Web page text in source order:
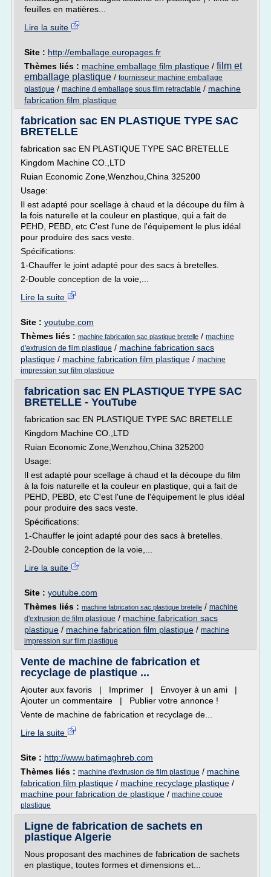
feuilles en matières...
Lire la suite
Site : http://emballage.europages.fr
Thèmes liés : machine emballage film plastique / film et
emballage plastique / fournisseur machine emballage
plastique / machine d emballage sous film retractable / machine
fabrication film plastique
fabrication sac EN PLASTIQUE TYPE SAC
BRETELLE
fabrication sac EN PLASTIQUE TYPE SAC BRETELLE
Kingdom Machine CO.,LTD
Ruian Economic Zone,Wenzhou,China 325200
Usage:
Il est adapté pour scellage à chaud et la découpe du film à
la fois naturelle et la couleur en plastique, qui a fait de
PEHD, PEBD, etc C'est l'une de l'équipement le plus idéal
pour produire des sacs veste.
Spécifications:
1-Chauffer le joint adapté pour des sacs à bretelles.
2-Double conception de la voie,...
Lire la suite
Site : youtube.com
Thèmes liés : machine fabrication sac plastique bretelle / machine
d'extrusion de film plastique / machine fabrication sacs
plastique / machine fabrication film plastique / machine
impression sur film plastique
fabrication sac EN PLASTIQUE TYPE SAC
BRETELLE - YouTube
fabrication sac EN PLASTIQUE TYPE SAC BRETELLE
Kingdom Machine CO.,LTD
Ruian Economic Zone,Wenzhou,China 325200
Usage:
Il est adapté pour scellage à chaud et la découpe du film
à la fois naturelle et la couleur en plastique, qui a fait de
PEHD, PEBD, etc C'est l'une de l'équipement le plus idéal
pour produire des sacs veste.
Spécifications:
1-Chauffer le joint adapté pour des sacs à bretelles.
2-Double conception de la voie,...
Lire la suite
Site : youtube.com
Thèmes liés : machine fabrication sac plastique bretelle / machine
d'extrusion de film plastique / machine fabrication sacs
plastique / machine fabrication film plastique / machine
impression sur film plastique
Vente de machine de fabrication et
recyclage de plastique ...
Ajouter aux favoris | Imprimer | Envoyer à un ami |
Ajouter un commentaire | Publier votre annonce !
Vente de machine de fabrication et recyclage de...
Lire la suite
Site : http://www.batimaghreb.com
Thèmes liés : machine d'extrusion de film plastique / machine
fabrication film plastique / machine recyclage plastique /
machine pour fabrication de plastique / machine coupe
plastique
Ligne de fabrication de sachets en
plastique Algerie
Nous proposant des machines de fabrication de sachets
en plastique, toutes formes et dimensions et...